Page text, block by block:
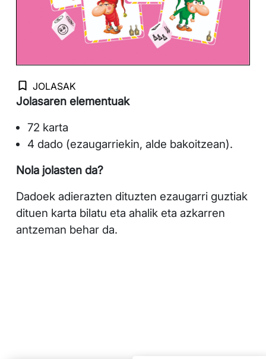
JOLASAK
Jolasaren elementuak
72 karta
4 dado (ezaugarriekin, alde bakoitzean).
Nola jolasten da?
Dadoek adierazten dituzten ezaugarri guztiak
dituen karta bilatu eta ahalik eta azkarren
antzeman behar da.